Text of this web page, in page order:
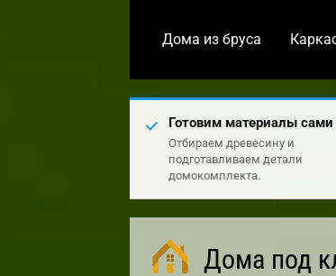
Дома из бруса
Готовим материалы сами
Отбираем древесину и
подготавливаем детали
домокомплекта.
Дома под